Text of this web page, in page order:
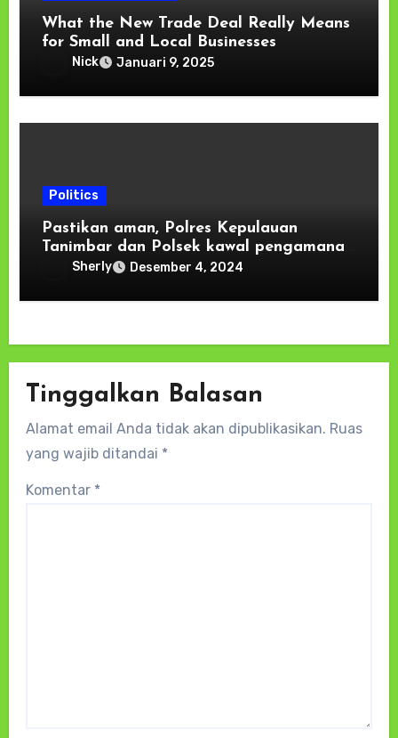
What the New Trade Deal Really Means
for Small and Local Businesses
Nick Januari 9, 2025
Politics
Pastikan aman, Polres Kepulauan
Tanimbar dan Polsek kawal pengamanan
PSU di TPS 4 Saumlaki Utara
Sherly Desember 4, 2024
Tinggalkan Balasan
Alamat email Anda tidak akan dipublikasikan. Ruas
yang wajib ditandai *
Komentar *